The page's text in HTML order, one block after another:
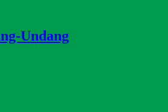
Undang